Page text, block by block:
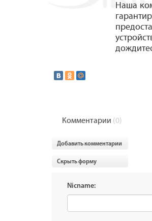
Наша
Комментарии (0)
Добавить комментарии
Скрыть форму
Nicname: